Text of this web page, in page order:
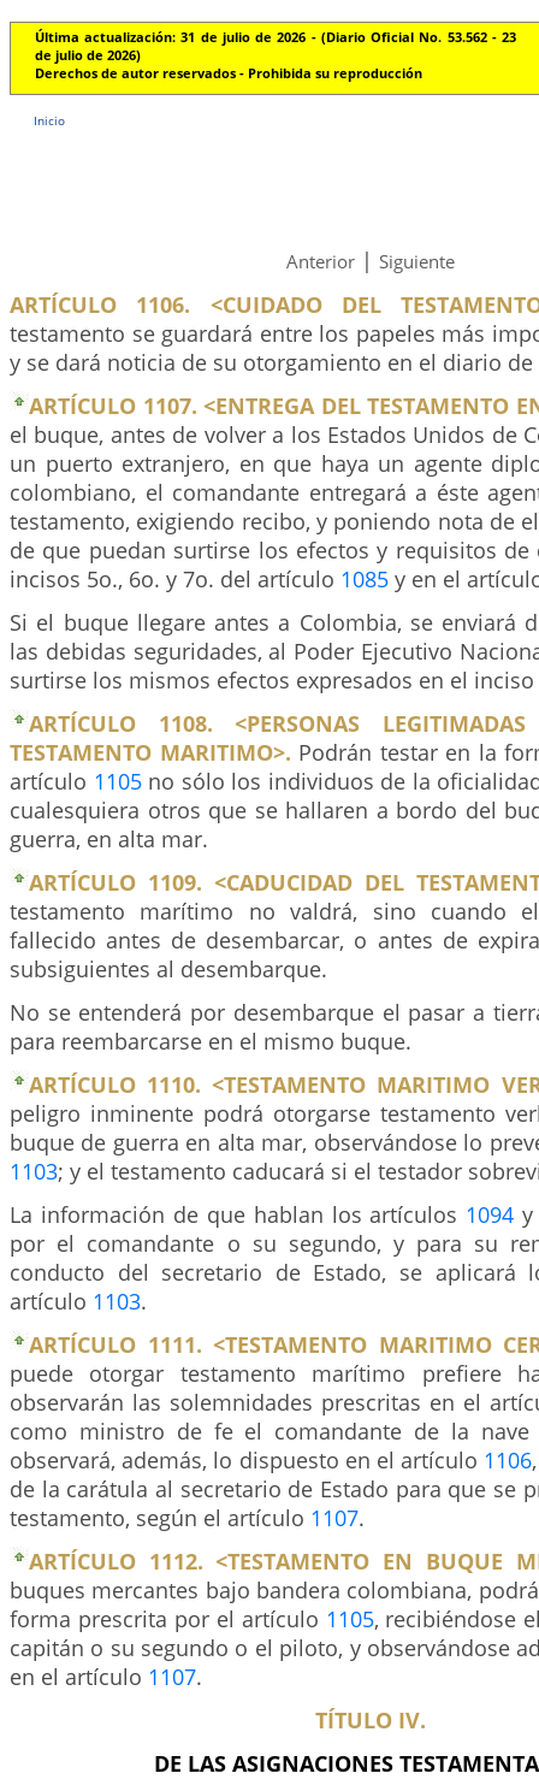
Última actualización: 31 de julio de 2026 - (Diario Oficial No. 53.562 - 23
de julio de 2026)
Derechos de autor reservados - Prohibida su reproducción
Inicio
Anterior | Siguiente
ARTÍCULO 1106. <CUIDADO DEL
testamento se guardará entre los papeles más
y se dará noticia de su otorgamiento en el diario de
ARTÍCULO 1107. <ENTREGA DEL TESTAMENTO
el buque, antes de volver a los Estados Unidos de
un puerto extranjero, en que haya un agente
colombiano, el comandante entregará a éste
testamento, exigiendo recibo, y poniendo nota de
de que puedan surtirse los efectos y requisitos
incisos 5o., 6o. y 7o. del artículo 1085 y en el
Si el buque llegare antes a Colombia, se enviará
las debidas seguridades, al Poder Ejecutivo
surtirse los mismos efectos expresados en el
ARTÍCULO 1108. <PERSONAS
TESTAMENTO MARITIMO>. Podrán testar en la
artículo 1105no sólo los individuos de la
cualesquiera otros que se hallaren a bordo del
guerra, en alta mar.
ARTÍCULO 1109. <CADUCIDAD DEL
testamento marítimo no valdrá, sino cuando
fallecido antes de desembarcar, o antes de
subsiguientes al desembarque.
No se entenderá por desembarque el pasar a
para reembarcarse en el mismo buque.
ARTÍCULO 1110. <TESTAMENTO MARITIMO
peligro inminente podrá otorgarse testamento
buque de guerra en alta mar, observándose lo
1103; y el testamento caducará si el testador
La información de que hablan los artículos 1094
por el comandante o su segundo, y para su
conducto del secretario de Estado, se aplicará
artículo 1103.
ARTÍCULO 1111. <TESTAMENTO MARITIMO
puede otorgar testamento marítimo prefiere
observarán las solemnidades prescritas en el
como ministro de fe el comandante de la nave
observará, además, lo dispuesto en el artículo 1106
de la carátula al secretario de Estado para que se
testamento, según el artículo 1107.
ARTÍCULO 1112. <TESTAMENTO EN BUQUE
buques mercantes bajo bandera colombiana,
forma prescrita por el artículo 1105, recibiéndose
capitán o su segundo o el piloto, y observándose
en el artículo 1107.
TÍTULO IV.
DE LAS ASIGNACIONES